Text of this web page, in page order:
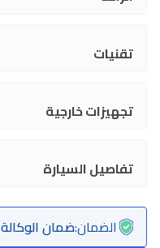
تقنيات
تجهيزات خارجية
تفاصيل السيارة
الضمان:ضمان الوكالة 6 سنوات 250000 كم